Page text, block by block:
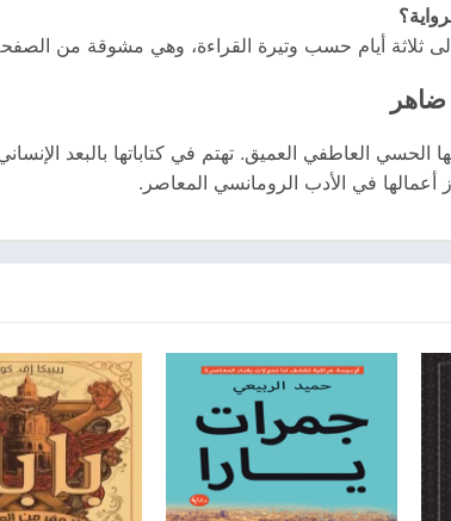
ثلاثة أيام حسب وتيرة القراءة، وهي مشوقة من
ضاهر
الحسي العاطفي العميق. تهتم في كتاباتها بالبعد
أعمالها في الأدب الرومانسي المعاصر.